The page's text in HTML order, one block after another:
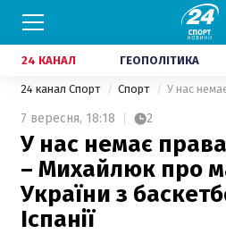
24 КАНАЛ ГЕОПОЛІТИКА
24 канал Спорт Спорт
7 вересня, 18:18 2
У нас немає
– Михайлюк про
України з
Іспанії